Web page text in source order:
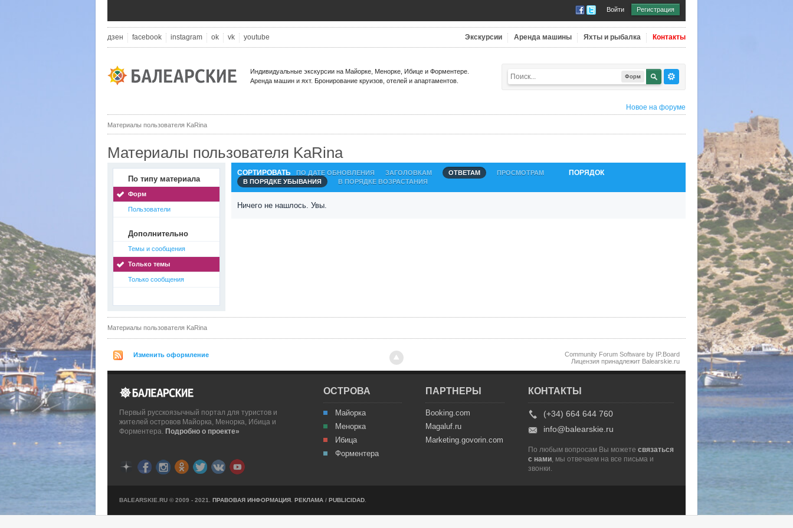
Войти Регистрация
дзен facebook instagram ok vk youtube Экскурсии Аренда машины Яхты и рыбалка Контакты
Индивидуальные экскурсии на Майорке, Менорке, Ибице и Форментере.
Аренда машин и яхт. Бронирование круизов, отелей и апартаментов.
Форм
Новое на форуме
Материалы пользователя KaRina
Материалы пользователя KaRina
По типу материала
Форм
Пользователи
Дополнительно
Темы и сообщения
Только темы
Только сообщения
СОРТИРОВАТЬ ПО ДАТЕ ОБНОВЛЕНИЯ ЗАГОЛОВКАМ ОТВЕТАМ ПРОСМОТРАМ ПОРЯДОК
В ПОРЯДКЕ УБЫВАНИЯ В ПОРЯДКЕ ВОЗРАСТАНИЯ
Ничего не нашлось. Увы.
Материалы пользователя KaRina
Изменить оформление
Community Forum Software by IP.Board
Лицензия принадлежит Balearskie.ru
Первый русскоязычный портал для туристов и
жителей островов Майорка, Менорка, Ибица и
Форментера. Подробно о проекте»
ОСТРОВА
Майорка
Менорка
Ибица
Форментера
ПАРТНЕРЫ
Booking.com
Magaluf.ru
Marketing.govorin.com
КОНТАКТЫ
(+34) 664 644 760
info@balearskie.ru
По любым вопросам Вы можете связаться
с нами , мы отвечаем на все письма и
звонки.
BALEARSKIE.RU © 2009 - 2021. ПРАВОВАЯ ИНФОРМАЦИЯ РЕКЛАМА / PUBLICIDAD